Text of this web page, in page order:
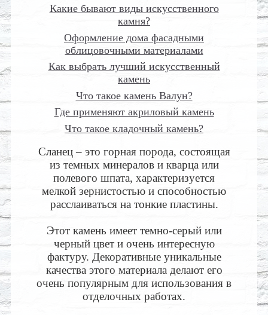
Какие бывают виды искусственного
камня?
Оформление дома фасадными
облицовочными материалами
Как выбрать лучший искусственный
камень
Что такое камень Валун?
Где применяют акриловый камень
Что такое кладочный камень?
Сланец – это горная порода, состоящая
из темных минералов и кварца или
полевого шпата, характеризуется
мелкой зернистостью и способностью
расслаиваться на тонкие пластины.
Этот камень имеет темно-серый или
черный цвет и очень интересную
фактуру. Декоративные уникальные
качества этого материала делают его
очень популярным для использования в
отделочных работах.